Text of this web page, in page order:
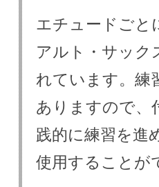
エチュードごと
アルト・サック
れています。練
ありますので、
践的に練習を進
使用することが